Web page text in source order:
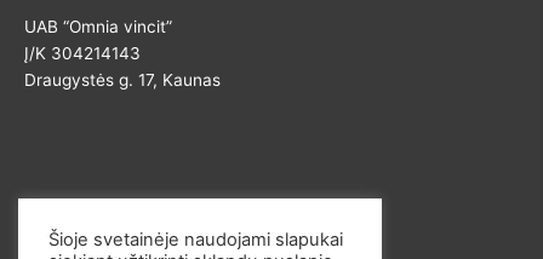
UAB “Omnia vincit”
Į/K 304214143
Draugystės g. 17, Kaunas
Šioje svetainėje naudojami slapukai